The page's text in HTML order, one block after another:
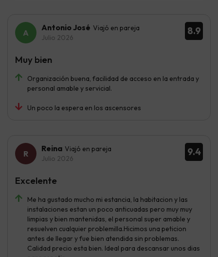
8.9
Antonio José Viajó en pareja
Julio 2026
Organización buena, facilidad de acceso en la entrada y
personal amable y servicial.
Un poco la espera en los ascensores
Muy bien
9.4
Reina Viajó en pareja
Julio 2026
Me ha gustado mucho mi estancia, la habitacion y las
instalaciones estan un poco anticuadas pero muy muy
limpias y bien mantenidas, el personal super amable y
resuelven cualquier problemilla.Hicimos una peticion
antes de llegar y fue bien atendida sin problemas.
Calidad precio esta bien. Ideal para descansar unos dias
Excelente